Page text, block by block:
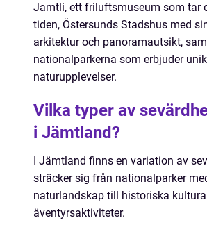
Jamtli, ett friluftsmuseum som tar
tiden, Östersunds Stadshus med
arkitektur och panoramautsikt,
nationalparkerna som erbjuder
naturupplevelser.
Vilka typer av
i Jämtland?
I Jämtland finns en variation av
sträcker sig från nationalparker
naturlandskap till historiska
äventyrsaktiviteter.